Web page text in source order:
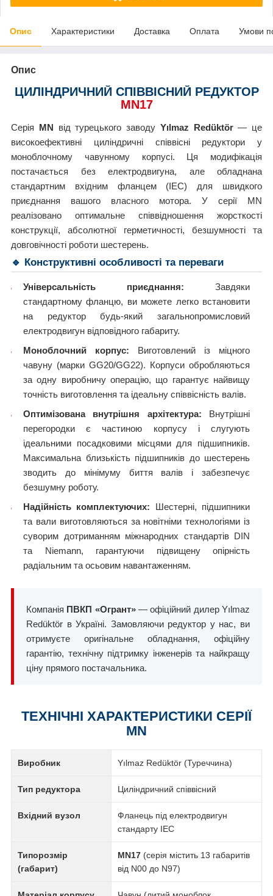
Опис Характеристики Доставка Оплата Умови
Опис
ЦИЛІНДРИЧНИЙ СПІВВІСНИЙ РЕДУКТОР
MN17
Серія MN від турецького заводу Yılmaz Redüktör— це
високоефективні циліндричні співвісні редуктори у
моноблочному чавунному корпусі. Ця модифікація
постачається без електродвигуна, але обладнана
стандартним вхідним фланцем (IEC) для швидкого
приєднання вашого власного мотора. У серії MN
реалізовано оптимальне співвідношення жорсткості
конструкції, абсолютної герметичності, безшумності та
довговічності роботи шестерень.
🔹 Конструктивні особливості та переваги
Універсальність приєднання: Завдяки
стандартному фланцю, ви можете легко встановити
на редуктор будь-який загальнопромисловий
електродвигун відповідного габариту.
Моноблочний корпус: Виготовлений із міцного
чавуну (марки GG20/GG22). Корпуси обробляються
за одну виробничу операцію, що гарантує найвищу
точність виготовлення та ідеальну співвісність валів.
Оптимізована внутрішня архітектура: Внутрішні
перегородки є частиною корпусу і слугують
ідеальними посадковими місцями для підшипників.
Максимальна близькість підшипників до шестерень
зводить до мінімуму биття валів і забезпечує
безшумну роботу.
Надійність комплектуючих: Шестерні, підшипники
та вали виготовляються за новітніми технологіями із
суворим дотриманням міжнародних стандартів DIN
та Niemann, гарантуючи підвищену опірність
радіальним та осьовим навантаженням.
Компанія ПВКП «Огрант»— офіційний дилер Yılmaz
Redüktör в Україні. Замовляючи редуктор у нас, ви
отримуєте оригінальне обладнання, офіційну
гарантію, технічну підтримку інженерів та найкращу
ціну прямого постачальника.
ТЕХНІЧНІ ХАРАКТЕРИСТИКИ СЕРІЇ
MN
Виробник Yılmaz Redüktör (Туреччина)
Тип редуктора Циліндричний співвісний
Вхідний вузол
Фланець під електродвигун
стандарту IEC
Типорозмір
(габарит)
MN17 (серія містить 13 габаритів
від N00 до N97)